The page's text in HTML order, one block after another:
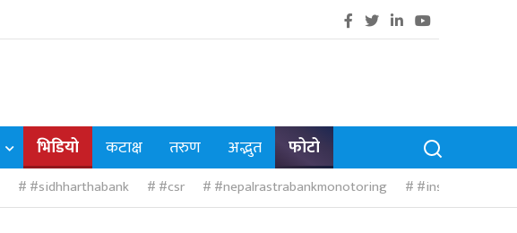
भिडियो कटाक्ष तरुण अद्भुत फोटो
#sidhharthabank #csr #nepalrastrabankmonotoring #insurance